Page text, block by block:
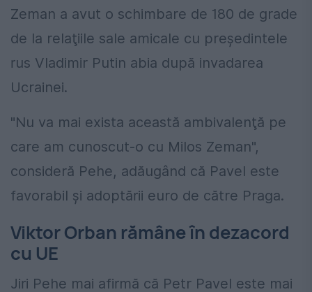
Zeman a avut o schimbare de 180 de grade
de la relaţiile sale amicale cu preşedintele
rus Vladimir Putin abia după invadarea
Ucrainei.
"Nu va mai exista această ambivalenţă pe
care am cunoscut-o cu Milos Zeman",
consideră Pehe, adăugând că Pavel este
favorabil şi adoptării euro de către Praga.
Viktor Orban rămâne în dezacord
cu UE
Jiri Pehe mai afirmă că Petr Pavel este mai